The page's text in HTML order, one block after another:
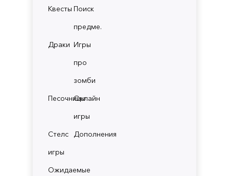
Квесты Поиск
предме.
Драки Игры
про
зомби
ПесочницыОнлайн
игры
Стелс
игры
Дополнения
Ожидаемые